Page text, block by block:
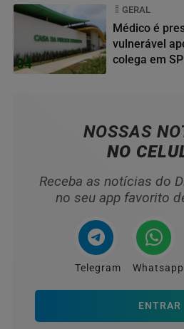
04
GERAL
Médico é
vulnerável
colega em SP
NOSSAS
NO
Receba as notícias do
no seu app favorito
Telegram Whatsapp
ENTRAR